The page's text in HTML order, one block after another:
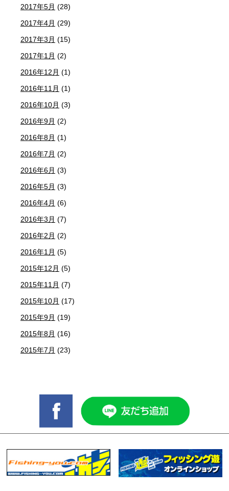
2017年5月 (28)
2017年4月 (29)
2017年3月 (15)
2017年1月 (2)
2016年12月 (1)
2016年11月 (1)
2016年10月 (3)
2016年9月 (2)
2016年8月 (1)
2016年7月 (2)
2016年6月 (3)
2016年5月 (3)
2016年4月 (6)
2016年3月 (7)
2016年2月 (2)
2016年1月 (5)
2015年12月 (5)
2015年11月 (7)
2015年10月 (17)
2015年9月 (19)
2015年8月 (16)
2015年7月 (23)